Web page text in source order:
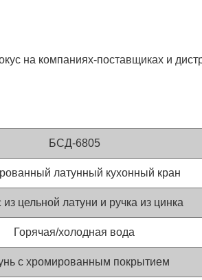
на компаниях-поставщиках и
БСД-6805
латунный кухонный кран
из цельной латуни и ручка из цинка
Горячая/холодная вода
с хромированным покрытием